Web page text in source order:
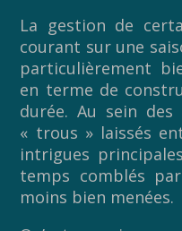
La gestion de
courant sur une
particulièrement
en terme de
durée. Au sein des
« trous » laissés
intrigues
temps comblés
moins bien menées.